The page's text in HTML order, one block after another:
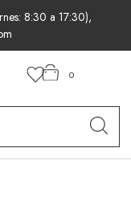
8:30 a 17:30),
0